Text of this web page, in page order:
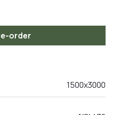
order
1500x3000